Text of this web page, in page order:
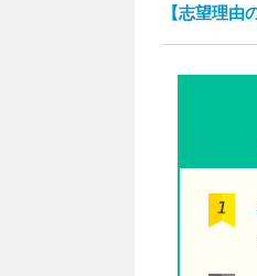
【志望理